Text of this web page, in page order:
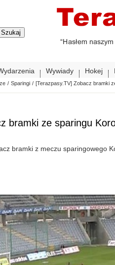
Wywiady Hokej
/ Sparingi / [Terazpasy.TV] Zobacz bramki
bramki ze sparingu
bramki z meczu sparingowego